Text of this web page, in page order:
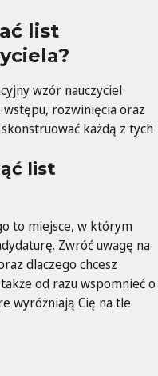
list
wzór nauczyciel
wstępu, rozwinięcia oraz
każdą z tych
list
to miejsce, w którym
Zwróć uwagę na
dlaczego chcesz
od razu wspomnieć o
wyróżniają Cię na tle